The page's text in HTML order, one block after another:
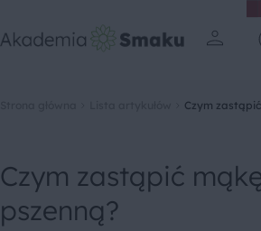
Czym
Czym zastąpić
pszenną?